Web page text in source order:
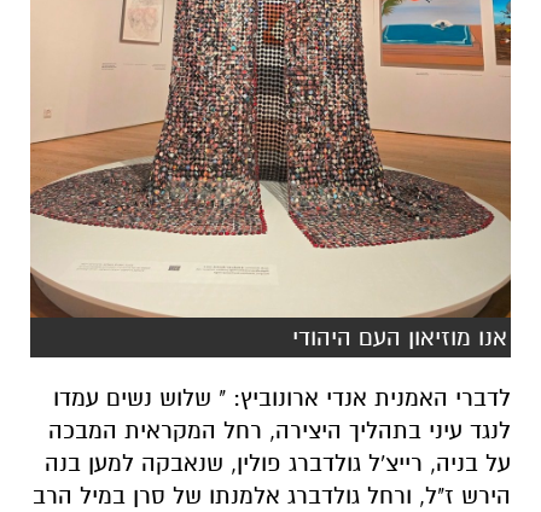
אנו מוזיאון העם היהודי
לדברי האמנית אנדי ארונוביץ: " שלוש נשים עמדו
לנגד עיני בתהליך היצירה, רחל המקראית המבכה
על בניה, רייצ'ל גולדברג פולין, שנאבקה למען בנה
הירש ז"ל, ורחל גולדברג אלמנתו של סרן במיל הרב